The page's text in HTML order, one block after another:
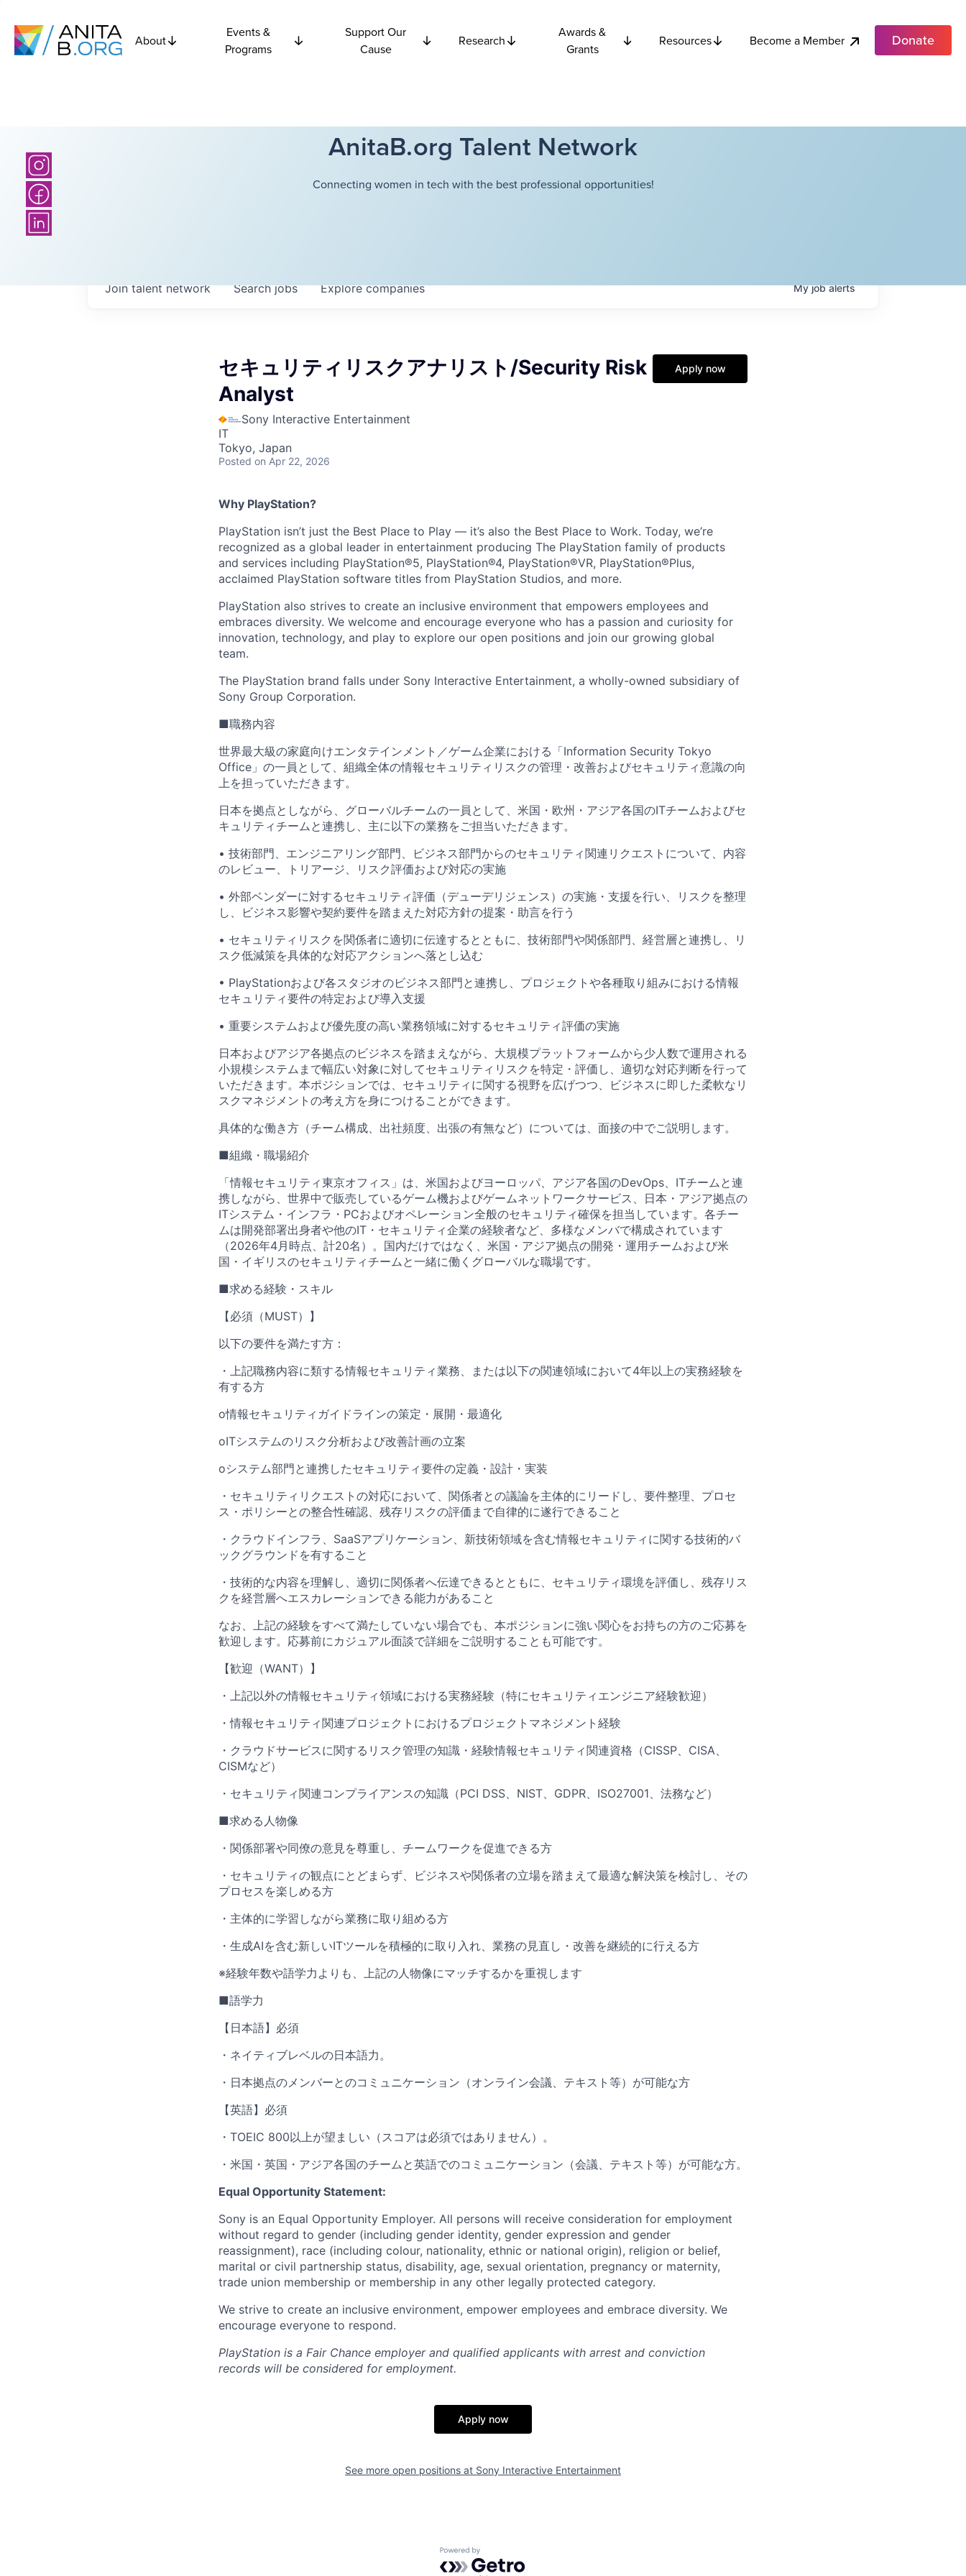
About
Events &
Programs
Support Our
Cause
Research
Awards &
Grants
Resources Become a Member Donate
AnitaB.org Talent Network
Connecting women in tech with the best professional opportunities!
Searchjobs Explorecompanies
Join talent network Myjobalerts
セキュリティリスクアナリスト/Security Risk
Analyst
Sony Interactive Entertainment
IT
Tokyo, Japan
Posted on Apr 22, 2026
Apply now
Why PlayStation?
PlayStation isn’t just the Best Place to Play — it’s also the Best Place to Work. Today, we’re
recognized as a global leader in entertainment producing The PlayStation family of products
and services including PlayStation®5, PlayStation®4, PlayStation®VR, PlayStation®Plus,
acclaimed PlayStation software titles from PlayStation Studios, and more.
PlayStation also strives to create an inclusive environment that empowers employees and
embraces diversity. We welcome and encourage everyone who has a passion and curiosity for
innovation, technology, and play to explore our open positions and join our growing global
team.
The PlayStation brand falls under Sony Interactive Entertainment, a wholly-owned subsidiary of
Sony Group Corporation.
■職務内容
世界最大級の家庭向けエンタテインメント／ゲーム企業における「Information Security Tokyo
Office」の一員として、組織全体の情報セキュリティリスクの管理・改善およびセキュリティ意識の向
上を担っていただきます。
日本を拠点としながら、グローバルチームの一員として、米国・欧州・アジア各国のITチームおよびセ
キュリティチームと連携し、主に以下の業務をご担当いただきます。
• 技術部門、エンジニアリング部門、ビジネス部門からのセキュリティ関連リクエストについて、内容
のレビュー、トリアージ、リスク評価および対応の実施
• 外部ベンダーに対するセキュリティ評価（デューデリジェンス）の実施・支援を行い、リスクを整理
し、ビジネス影響や契約要件を踏まえた対応方針の提案・助言を行う
• セキュリティリスクを関係者に適切に伝達するとともに、技術部門や関係部門、経営層と連携し、リ
スク低減策を具体的な対応アクションへ落とし込む
• PlayStationおよび各スタジオのビジネス部門と連携し、プロジェクトや各種取り組みにおける情報
セキュリティ要件の特定および導入支援
• 重要システムおよび優先度の高い業務領域に対するセキュリティ評価の実施
日本およびアジア各拠点のビジネスを踏まえながら、大規模プラットフォームから少人数で運用される
小規模システムまで幅広い対象に対してセキュリティリスクを特定・評価し、適切な対応判断を行って
いただきます。本ポジションでは、セキュリティに関する視野を広げつつ、ビジネスに即した柔軟なリ
スクマネジメントの考え方を身につけることができます。
具体的な働き方（チーム構成、出社頻度、出張の有無など）については、面接の中でご説明します。
■組織・職場紹介
「情報セキュリティ東京オフィス」は、米国およびヨーロッパ、アジア各国のDevOps、ITチームと連
携しながら、世界中で販売しているゲーム機およびゲームネットワークサービス、日本・アジア拠点の
ITシステム・インフラ・PCおよびオペレーション全般のセキュリティ確保を担当しています。各チー
ムは開発部署出身者や他のIT・セキュリティ企業の経験者など、多様なメンバで構成されています
（2026年4月時点、計20名）。国内だけではなく、米国・アジア拠点の開発・運用チームおよび米
国・イギリスのセキュリティチームと一緒に働くグローバルな職場です。
■求める経験・スキル
【必須（MUST）】
以下の要件を満たす方：
・上記職務内容に類する情報セキュリティ業務、または以下の関連領域において4年以上の実務経験を
有する方
o情報セキュリティガイドラインの策定・展開・最適化
oITシステムのリスク分析および改善計画の立案
oシステム部門と連携したセキュリティ要件の定義・設計・実装
・セキュリティリクエストの対応において、関係者との議論を主体的にリードし、要件整理、プロセ
ス・ポリシーとの整合性確認、残存リスクの評価まで自律的に遂行できること
・クラウドインフラ、SaaSアプリケーション、新技術領域を含む情報セキュリティに関する技術的バ
ックグラウンドを有すること
・技術的な内容を理解し、適切に関係者へ伝達できるとともに、セキュリティ環境を評価し、残存リス
クを経営層へエスカレーションできる能力があること
なお、上記の経験をすべて満たしていない場合でも、本ポジションに強い関心をお持ちの方のご応募を
歓迎します。応募前にカジュアル面談で詳細をご説明することも可能です。
【歓迎（WANT）】
・上記以外の情報セキュリティ領域における実務経験（特にセキュリティエンジニア経験歓迎）
・情報セキュリティ関連プロジェクトにおけるプロジェクトマネジメント経験
・クラウドサービスに関するリスク管理の知識・経験情報セキュリティ関連資格（CISSP、CISA、
CISMなど）
・セキュリティ関連コンプライアンスの知識（PCI DSS、NIST、GDPR、ISO27001、法務など）
■求める人物像
・関係部署や同僚の意見を尊重し、チームワークを促進できる方
・セキュリティの観点にとどまらず、ビジネスや関係者の立場を踏まえて最適な解決策を検討し、その
プロセスを楽しめる方
・主体的に学習しながら業務に取り組める方
・生成AIを含む新しいITツールを積極的に取り入れ、業務の見直し・改善を継続的に行える方
※経験年数や語学力よりも、上記の人物像にマッチするかを重視します
■語学力
【日本語】必須
・ネイティブレベルの日本語力。
・日本拠点のメンバーとのコミュニケーション（オンライン会議、テキスト等）が可能な方
【英語】必須
・TOEIC 800以上が望ましい（スコアは必須ではありません）。
・米国・英国・アジア各国のチームと英語でのコミュニケーション（会議、テキスト等）が可能な方。
Equal Opportunity Statement:
Sony is an Equal Opportunity Employer. All persons will receive consideration for employment
without regard to gender (including gender identity, gender expression and gender
reassignment), race (including colour, nationality, ethnic or national origin), religion or belief,
marital or civil partnership status, disability, age, sexual orientation, pregnancy or maternity,
trade union membership or membership in any other legally protected category.
We strive to create an inclusive environment, empower employees and embrace diversity. We
encourage everyone to respond.
PlayStation is a Fair Chance employer and qualified applicants with arrest and conviction
records will be considered for employment.
Apply now
See more open positions at Sony Interactive Entertainment
Powered by Getro.com